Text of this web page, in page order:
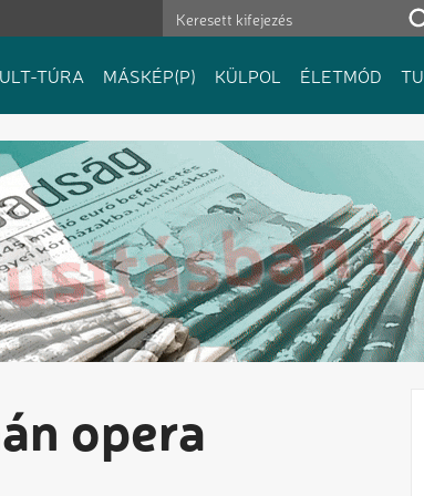
TÚRA MÁSKÉP(P) KÜLPOL ÉLETMÓD
opera